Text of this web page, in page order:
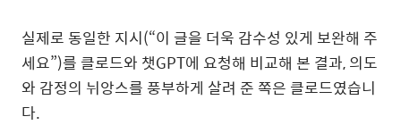
실제로 동일한 지시(“이 글을 더욱 감수성 있게 보완해 주
세요”)를 클로드와 챗GPT에 요청해 비교해 본 결과, 의도
와 감정의 뉘앙스를 풍부하게 살려 준 쪽은 클로드였습니
다.